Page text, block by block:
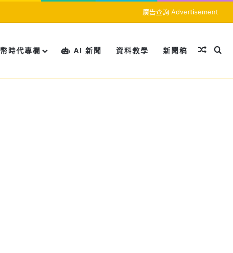
廣告查詢 Advertisement
幣時代專欄 AI 新聞 資料教學 新聞稿 隨機文
搜